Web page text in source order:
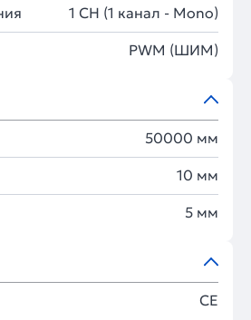
1 CH (1 канал - Mono)
PWM (ШИМ)
50000 мм
10 мм
5 мм
CE